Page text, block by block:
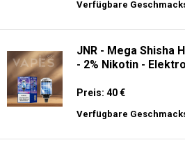
Verfügbare
JNR - Mega Shisha
- 2% Nikotin -
Preis: 40 €
Verfügbare